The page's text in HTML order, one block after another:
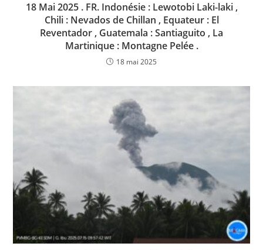
18 Mai 2025 . FR. Indonésie : Lewotobi Laki-laki ,
Chili : Nevados de Chillan , Equateur : El
Reventador , Guatemala : Santiaguito , La
Martinique : Montagne Pelée .
18 mai 2025